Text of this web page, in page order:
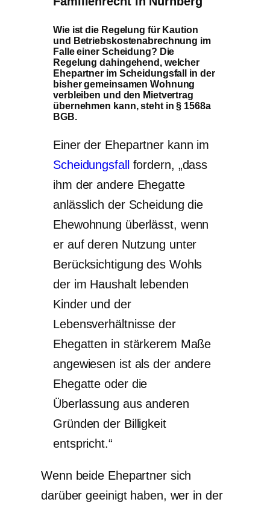
Wie ist die Regelung für Kaution
und Betriebskostenabrechnung im
Falle einer Scheidung? Die
Regelung dahingehend, welcher
Ehepartner im Scheidungsfall in der
bisher gemeinsamen Wohnung
verbleiben und den Mietvertrag
übernehmen kann, steht in§ 1568a
BGB.
Einer der Ehepartner kann im
Scheidungsfall
fordern, „dass
ihm der andere Ehegatte
anlässlich der Scheidung die
Ehewohnung überlässt, wenn
er auf deren Nutzung unter
Berücksichtigung des Wohls
der im Haushalt lebenden
Kinder und der
Lebensverhältnisse der
Ehegatten in stärkerem Maße
angewiesen ist als der andere
Ehegatte oder die
Überlassung aus anderen
Gründen der Billigkeit
entspricht.“
Wenn beide Ehepartner sich
darüber geeinigt haben, wer in der